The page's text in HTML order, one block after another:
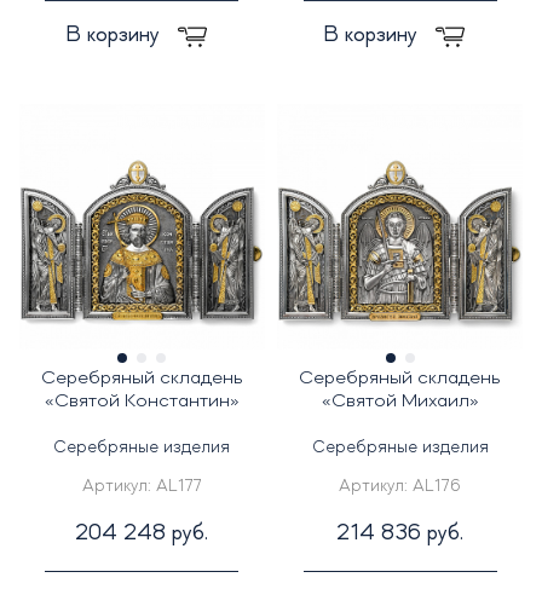
В корзину В корзину
Серебряный складень
«Святой Константин»
Серебряные изделия
Артикул: AL177
204 248 руб.
Серебряный складень
«Святой Михаил»
Серебряные изделия
Артикул:AL176
214 836 руб.